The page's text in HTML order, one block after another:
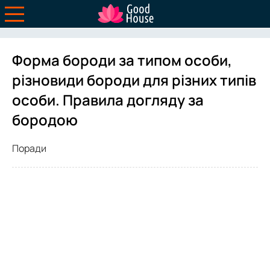
Форма бороди за типом особи,
різновиди бороди для різних типів
особи. Правила догляду за
бородою
Поради